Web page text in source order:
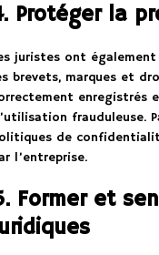
Protéger la
juristes ont
brevets, marques et
enregistrés
frauduleuse.
de
l’entreprise.
Former et